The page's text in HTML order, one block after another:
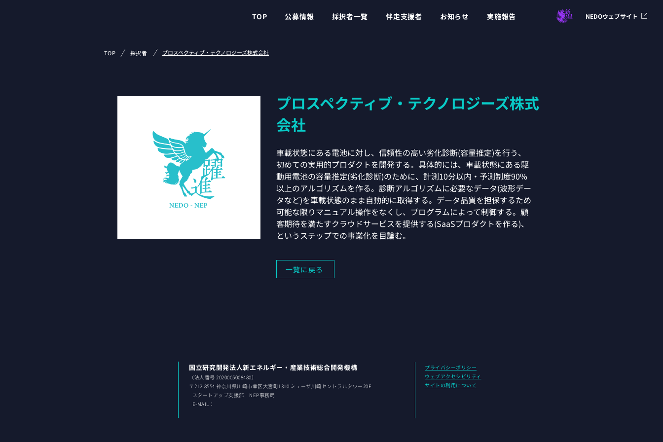
TOP 公募情報 採択者一覧 伴走支援者 お知らせ 実施報告 NEDOウェブサイト
TOP / 採択者 / プロスペクティブ・テクノロジーズ株式会社
プロスペクティブ・テクノロジーズ株式
会社
車載状態にある電池に対し、信頼性の高い劣化診断(容量推定)を行う、
初めての実用的プロダクトを開発する。具体的には、車載状態にある駆
動用電池の容量推定(劣化診断)のために、計測10分以内・予測制度90%
以上のアルゴリズムを作る。診断アルゴリズムに必要なデータ(波形デー
タなど)を車載状態のまま自動的に取得する。データ品質を担保するため
可能な限りマニュアル操作をなくし、プログラムによって制御する。顧
客期待を満たすクラウドサービスを提供する(SaaSプロダクトを作る)、
というステップでの事業化を目論む。
一覧に戻る
国立研究開発法人新エネルギー・産業技術総合開発機構
（法人番号 2020005008480）
〒212-8554 神奈川県川崎市幸区大宮町1310 ミューザ川崎セントラルタワー20F
スタ ートアップ支援部 NEP事務局
E-MAIL：
プライバシーポ リシー
ウェブアクセシビリ ティ
サイトの利用について